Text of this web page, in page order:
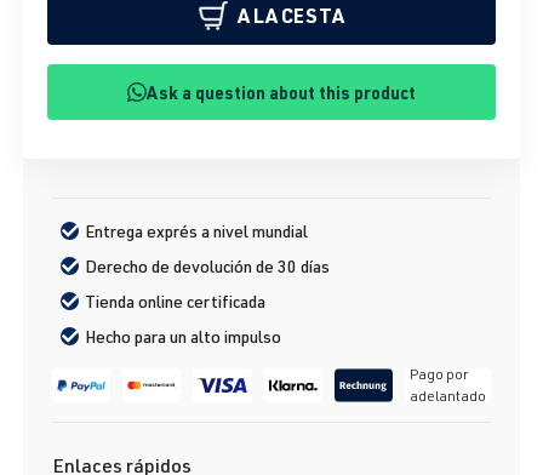
A LA CESTA
Ask a question about this product
Entrega exprés a nivel mundial
Derecho de devolución de 30 días
Tienda online certificada
Hecho para un alto impulso
Pago por
adelantado
Enlaces rápidos